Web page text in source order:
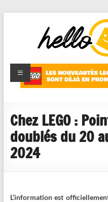
HelloBricks
Blog LEGO,
nouveaut�s
reviews
Chez LEGO :
doublés du 20
2024
L’information est